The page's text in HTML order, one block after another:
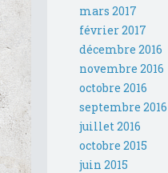
mars 2017
février 2017
décembre 2016
novembre 2016
octobre 2016
septembre 2016
juillet 2016
octobre 2015
juin 2015